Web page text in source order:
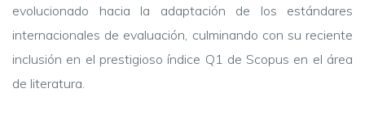
evolucionado hacia la adaptación de los estándares
internacionales de evaluación, culminando con su reciente
inclusión en el prestigioso índice Q1 de Scopus en el área
de literatura.